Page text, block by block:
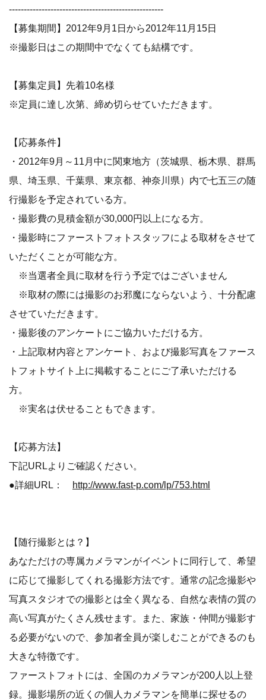
----------------------------------------------------
【募集期間】2012年9月1日から2012年11月15日
※撮影日はこの期間中でなくても結構です。
【募集定員】先着10名様
※定員に達し次第、締め切らせていただきます。
【応募条件】
・2012年9月～11月中に関東地方（茨城県、栃木県、群馬
県、埼玉県、千葉県、東京都、神奈川県）内で七五三の随
行撮影を予定されている方。
・撮影費の見積金額が30,000円以上になる方。
・撮影時にファーストフォトスタッフによる取材をさせて
いただくことが可能な方。
※当選者全員に取材を行う予定ではございません
※取材の際には撮影のお邪魔にならないよう、十分配慮
させていただきます。
・撮影後のアンケートにご協力いただける方。
・上記取材内容とアンケート、および撮影写真をファース
トフォトサイト上に掲載することにご了承いただける
方。
※実名は伏せることもできます。
【応募方法】
下記URLよりご確認ください。
●詳細URL： http://www.fast-p.com/lp/753.html
【随行撮影とは？】
あなただけの専属カメラマンがイベントに同行して、希望
に応じて撮影してくれる撮影方法です。通常の記念撮影や
写真スタジオでの撮影とは全く異なる、自然な表情の質の
高い写真がたくさん残せます。また、家族・仲間が撮影す
る必要がないので、参加者全員が楽しむことができるのも
大きな特徴です。
ファーストフォトには、全国のカメラマンが200人以上登
録。撮影場所の近くの個人カメラマンを簡単に探せるの